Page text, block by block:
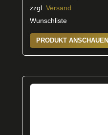
zzgl. Versand
Wunschliste
PRODUKT ANSCHAUEN